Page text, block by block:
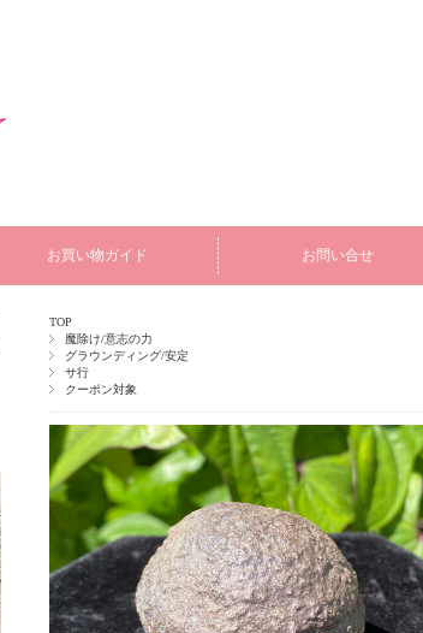
お買い物ガイド お問い合せ
TOP
魔除け/意志の力
グラウンディング/安定
サ行
クーポン対象